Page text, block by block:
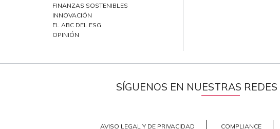
FINANZAS SOSTENIBLES
INNOVACIÓN
EL ABC DEL ESG
OPINIÓN
AVISO LEGAL Y DE PRIVACIDAD COMPLIANCE
SÍGUENOS EN NUESTRAS REDES